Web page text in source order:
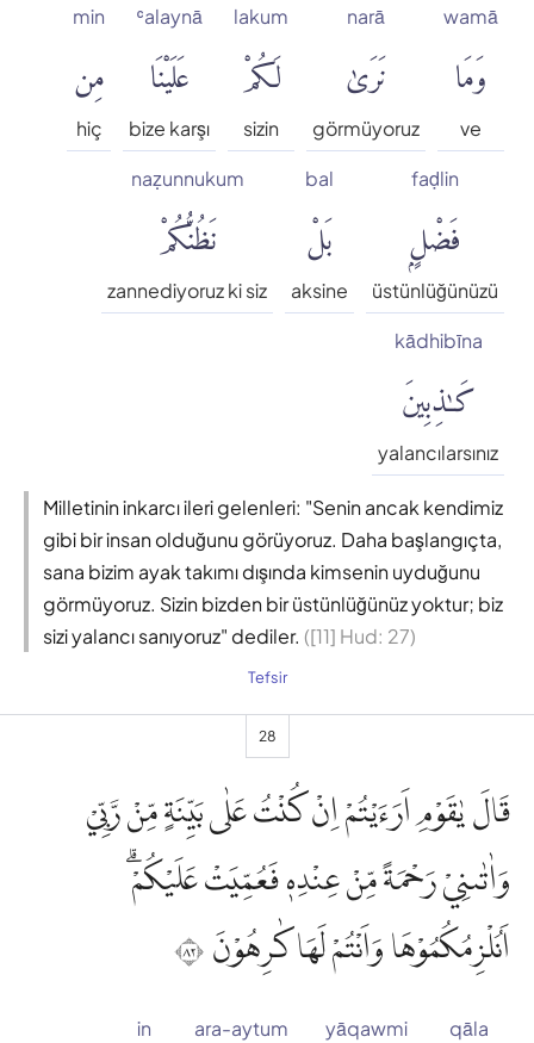
wamā
وَمَا
ve
narā
نَرَىٰ
görmüyoruz
lakum
لَكُمْ
sizin
ʿalaynā
عَلَيْنَا
bize karşı
min
مِن
hiç
faḍlin
فَضْلٍۭ
üstünlüğünüzü
bal
بَلْ
aksine
naẓunnukum
نَظُنُّكُمْ
zannediyoruz ki siz
kādhibīna
كَٰذِبِينَ
yalancılarsınız
Milletinin inkarcı ileri gelenleri: "Senin ancak kendimiz
gibi bir insan olduğunu görüyoruz. Daha başlangıçta,
sana bizim ayak takımı dışında kimsenin uyduğunu
görmüyoruz. Sizin bizden bir üstünlüğünüz yoktur; biz
sizi yalancı sanıyoruz" dediler. ([11] Hud: 27)
Tefsir
28
قَالَ يٰقَوْمِ اَرَءَيْتُمْ اِنْ كُنْتُ عَلٰى بَيِّنَةٍ مِّنْ رَّبِّيْ
وَاٰتٰىنِيْ رَحْمَةً مِّنْ عِنْدِهٖ فَعُمِّيَتْ عَلَيْكُمْۗ
اَنُلْزِمُكُمُوْهَا وَاَنْتُمْ لَهَا كٰرِهُوْنَ ٢٨
qāla
yāqawmi
ara-aytum
in